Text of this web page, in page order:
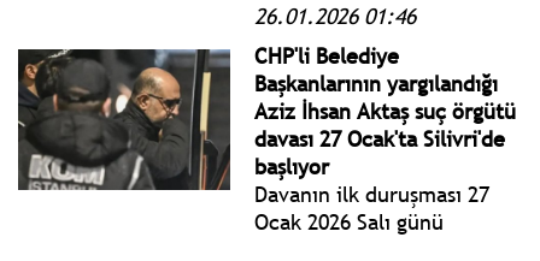
toplantısını 19 Ocak 2026
tarihinde CHP Genel
Merkezinde hibrit olarak
gerçekleştirmiştir. İkinci
toplantının ise 2 Şubat 2026
tarihinde yapılması
planlanmaktadır.
26.01.2026 01:46
CHP'li Belediye
Başkanlarının yargılandığı
Aziz İhsan Aktaş suç örgütü
davası 27 Ocak'ta Silivri'de
başlıyor
Davanın ilk duruşması 27
Ocak 2026 Salı günü